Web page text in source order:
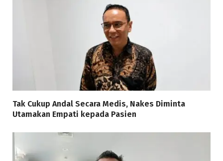
Tak Cukup Andal Secara Medis, Nakes Diminta
Utamakan Empati kepada Pasien